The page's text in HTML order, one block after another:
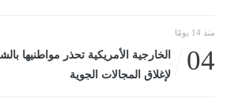
منذ 14 يومًا
04
الخارجية الأمريكية تحذر مواطنيها
لإغلاق المجالات الجوية